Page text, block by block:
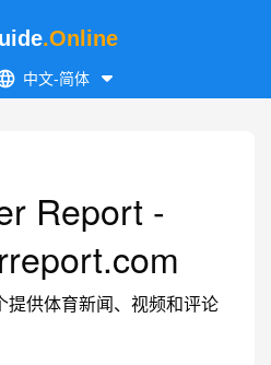
.Online
中文-简体
Report -
提供体育新闻、视频和评论